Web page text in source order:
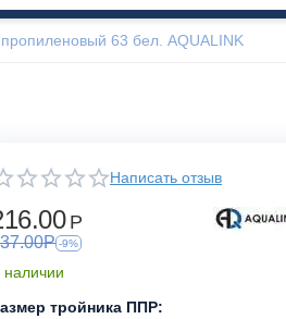
63 бел. AQUALINK
Написать отзыв
Р
Р -9%
наличии
тройника ППР: